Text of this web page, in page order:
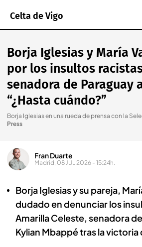
Celta de Vigo
Borja Iglesias y María
por los insultos
senadora de Paraguay
“¿Hasta cuándo?”
Borja Iglesias en una rueda de prensa con la
Press
Fran Duarte
Madrid, 08 JUL 2026 - 15:24h.
Borja Iglesias y su pareja,
dudado en denunciar los
Amarilla Celeste, senadora
Kylian Mbappé tras la victoria